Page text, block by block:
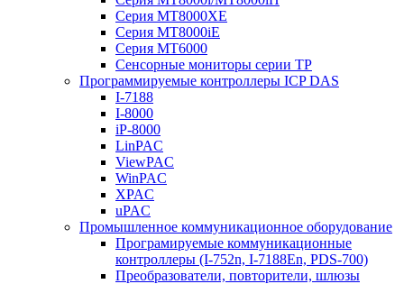
Серия MT8000XE
Серия MT8000iE
Серия MT6000
Сенсорные мониторы серии TP
Программируемые контроллеры ICP DAS
I-7188
I-8000
iP-8000
LinPAC
ViewPAC
WinPAC
XPAC
uPAC
Промышленное коммуникационное оборудование
Програмируемые коммуникационные
контроллеры (I-752n, I-7188En, PDS-700)
Преобразователи, повторители, шлюзы